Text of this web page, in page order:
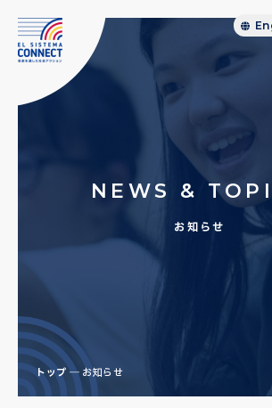
NEWS &
お知らせ
トップ お知らせ